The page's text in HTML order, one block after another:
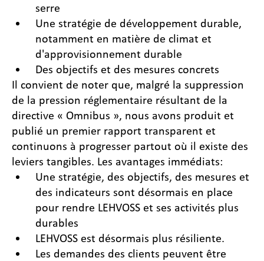
serre
Une stratégie de développement durable,
notamment en matière de climat et
d'approvisionnement durable
Des objectifs et des mesures concrets
Il convient de noter que, malgré la suppression
de la pression réglementaire résultant de la
directive « Omnibus », nous avons produit et
publié un premier rapport transparent et
continuons à progresser partout où il existe des
leviers tangibles. Les avantages immédiats:
Une stratégie, des objectifs, des mesures et
des indicateurs sont désormais en place
pour rendre LEHVOSS et ses activités plus
durables
LEHVOSS est désormais plus résiliente.
Les demandes des clients peuvent être